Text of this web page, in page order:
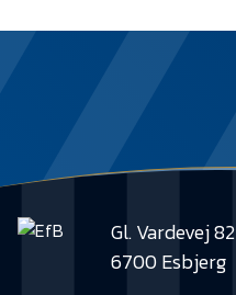
Gl. Vardevej 82
6700 Esbjerg